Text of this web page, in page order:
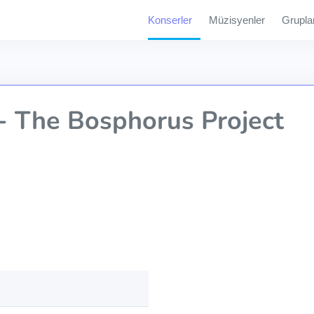
Konserler Müzisyenler
The Bosphorus Project